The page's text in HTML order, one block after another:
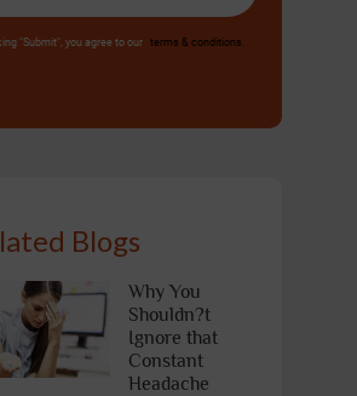
"Submit", you agree to our terms & conditions.
Blogs
Why You
Shouldn?t
Ignore that
Constant
Headache